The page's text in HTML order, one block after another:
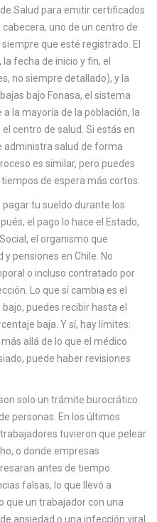
Salud para emitir certificados
cabecera, uno de un centro de
que esté registrado. El
fecha de inicio y fin, el
no siempre detallado), y la
bajo Fonasa, el sistema
la mayoría de la población, la
centro de salud. Si estás en
administra salud de forma
es similar, pero puedes
de espera más cortos.
pagar tu sueldo durante los
el pago lo hace el Estado,
, el organismo que
y pensiones en Chile . No
o incluso contratado por
Lo que sí cambia es el
puedes recibir hasta el
baja. Y sí, hay límites:
allá de lo que el médico
puede haber revisiones
solo un trámite burocrático.
personas. En los últimos
tuvieron que pelear
o donde empresas
antes de tiempo.
falsas, lo que llevó a
que un trabajador con una
ansiedad o una infección viral